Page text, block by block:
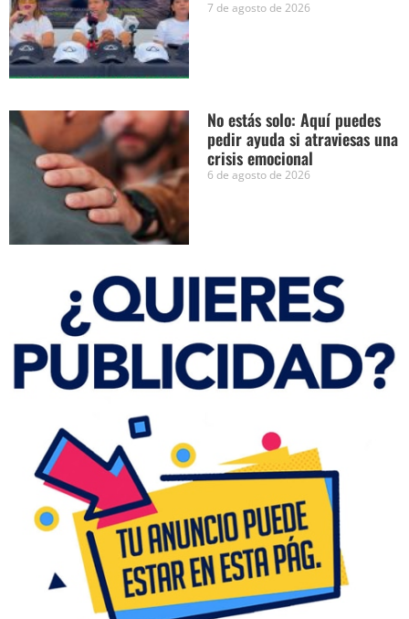
7 de agosto de 2026
No estás solo: Aquí puedes
pedir ayuda si atraviesas una
crisis emocional
6 de agosto de 2026